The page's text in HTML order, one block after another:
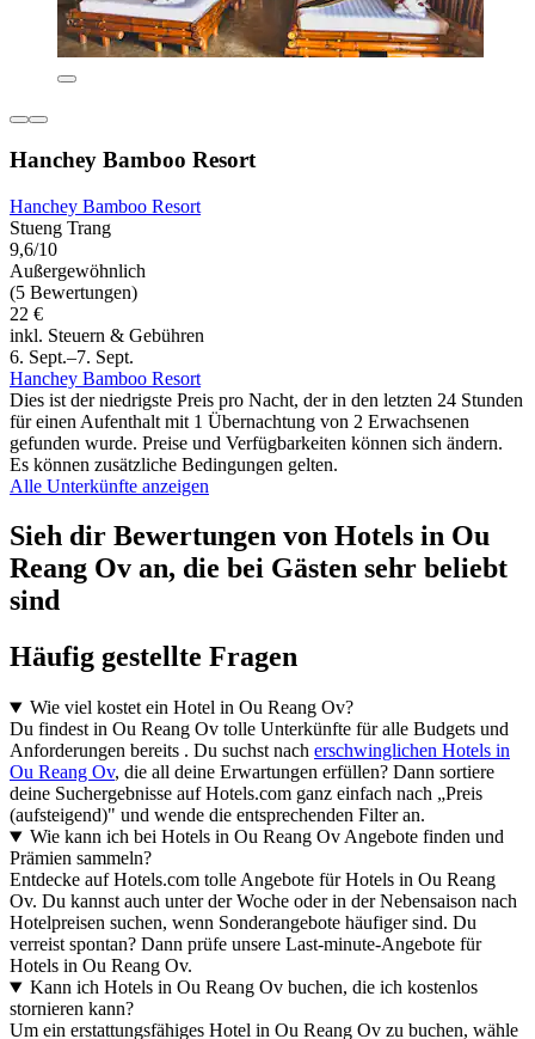
Hanchey Bamboo Resort
Hanchey Bamboo Resort
Stueng Trang
9,6/10
Außergewöhnlich
(5 Bewertungen)
22 €
inkl. Steuern & Gebühren
6. Sept.–7. Sept.
Hanchey Bamboo Resort
Dies ist der niedrigste Preis pro Nacht, der in den letzten 24 Stunden
für einen Aufenthalt mit 1 Übernachtung von 2 Erwachsenen
gefunden wurde. Preise und Verfügbarkeiten können sich ändern.
Es können zusätzliche Bedingungen gelten.
Alle Unterkünfte anzeigen
Sieh dir Bewertungen von Hotels in Ou
Reang Ov an, die bei Gästen sehr beliebt
sind
Häufig gestellte Fragen
Wie viel kostet ein Hotel in Ou Reang Ov?
Du findest in Ou Reang Ov tolle Unterkünfte für alle Budgets und
Anforderungen bereits . Du suchst nach erschwinglichen Hotels in
Ou Reang Ov, die all deine Erwartungen erfüllen? Dann sortiere
deine Suchergebnisse auf Hotels.com ganz einfach nach „Preis
(aufsteigend)" und wende die entsprechenden Filter an.
Wie kann ich bei Hotels in Ou Reang Ov Angebote finden und
Prämien sammeln?
Entdecke auf Hotels.com tolle Angebote für Hotels in Ou Reang
Ov. Du kannst auch unter der Woche oder in der Nebensaison nach
Hotelpreisen suchen, wenn Sonderangebote häufiger sind. Du
verreist spontan? Dann prüfe unsere Last-minute-Angebote für
Hotels in Ou Reang Ov.
Kann ich Hotels in Ou Reang Ov buchen, die ich kostenlos
stornieren kann?
Um ein erstattungsfähiges Hotel in Ou Reang Ov zu buchen, wähle